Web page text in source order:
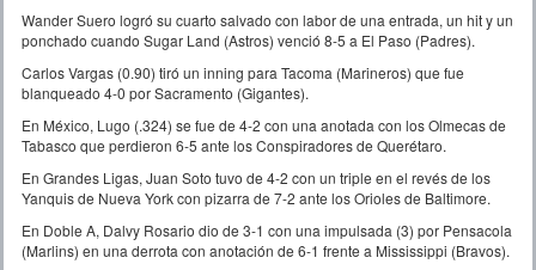
Wander Suero logró su cuarto salvado con labor de una entrada, un hit y un
ponchado cuando Sugar Land (Astros) venció 8-5 a El Paso (Padres).
Carlos Vargas (0.90) tiró un inning para Tacoma (Marineros) que fue
blanqueado 4-0 por Sacramento (Gigantes).
En México, Lugo (.324) se fue de 4-2 con una anotada con los Olmecas de
Tabasco que perdieron 6-5 ante los Conspiradores de Querétaro.
En Grandes Ligas, Juan Soto tuvo de 4-2 con un triple en el revés de los
Yanquis de Nueva York con pizarra de 7-2 ante los Orioles de Baltimore.
En Doble A, Dalvy Rosario dio de 3-1 con una impulsada (3) por Pensacola
(Marlins) en una derrota con anotación de 6-1 frente a Mississippi (Bravos).